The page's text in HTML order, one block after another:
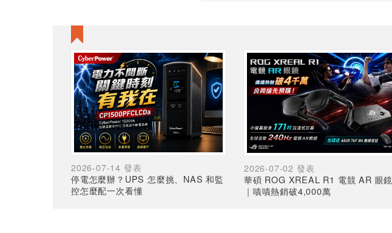
2026-07-14 發表
停電怎麼辦？UPS 怎麼挑、NAS 和監
控怎麼配一次看懂
2026-07-02 發表
華碩 ROG XREAL R1 電競 AR 眼鏡
｜嘖嘖熱銷破4,000萬